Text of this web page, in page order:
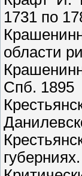
1731 по
области
Спб. 1895